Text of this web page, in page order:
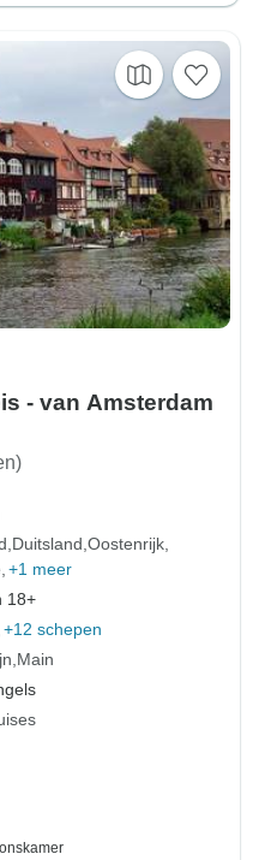
- van Amsterdam
Duitsland Oostenrijk
+1 meer
18+
+12 schepen
Main